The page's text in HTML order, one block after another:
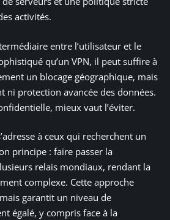
activités.
entre l’utilisateur et le
qu’un VPN, il peut suffire à
un blocage géographique, mais
ni protection avancée des données.
mieux vaut l’éviter.
à ceux qui recherchent un
principe : faire passer la
relais mondiaux, rendant la
complexe. Cette approche
garantit un niveau de
égalé, y compris face à la